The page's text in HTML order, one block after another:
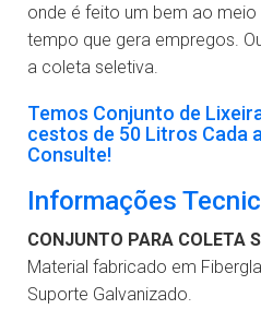
onde é feito um bem ao
tempo que gera empregos.
a coleta seletiva.
Temos Conjunto de
cestos de 50 Litros Cada
Consulte!
Informações
CONJUNTO PARA COLETA
Material fabricado em
Suporte Galvanizado.